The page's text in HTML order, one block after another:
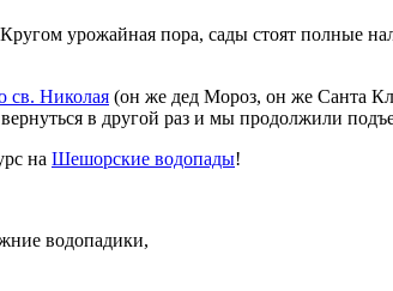
урожайная пора, сады стоят полные
св. Николая (он же дед Мороз, он же Санта
в другой раз и мы продолжили
на Шешорские водопады!
водопадики,